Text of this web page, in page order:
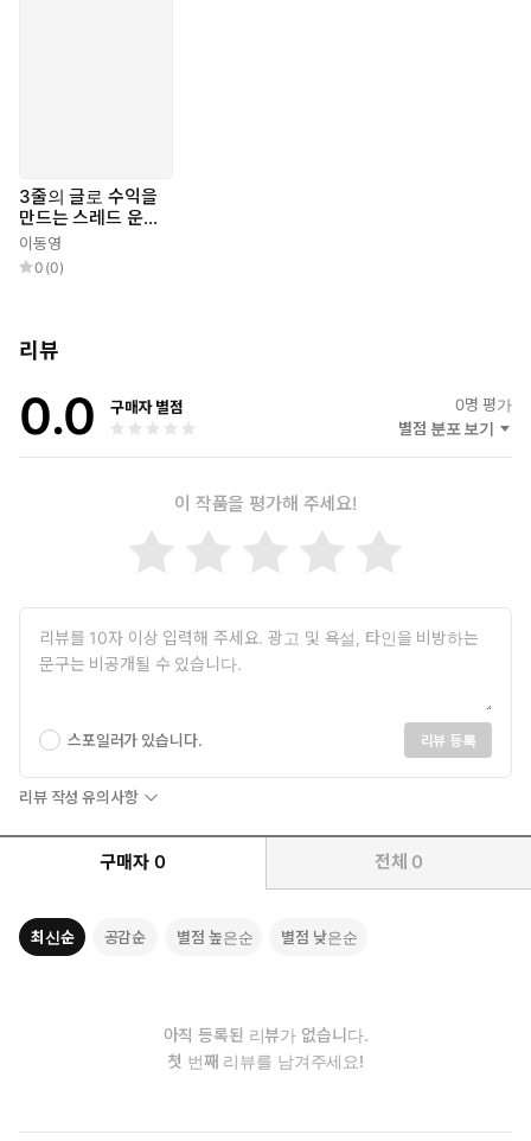
3줄의 글로 수익을
만드는 스레드 운영
법
이동영
0 (0)
리뷰
0.0 구매자 별점 0명 평가
별점 분포 보기
이 작품을 평가해 주세요!
스포일러가 있습니다. 리뷰 등록
리뷰 작성 유의사항
구매자 0 전체 0
최신순 공감순 별점 높은순 별점 낮은순
아직 등록된 리뷰가 없습니다.
첫 번째 리뷰를 남겨주세요!